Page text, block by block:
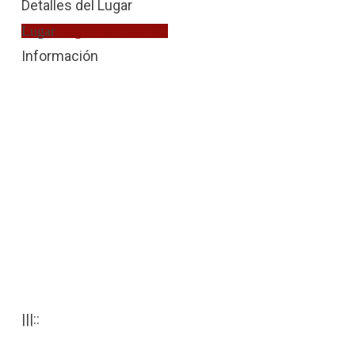
Detalles del Lugar
LugarJuzgado de Guardia
Información
|||::